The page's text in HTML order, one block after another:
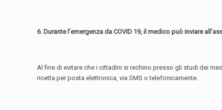
6. Durante l’emergenza da COVID 19, il medico può inviare
Al fine di evitare che i cittadini si rechino presso gli studi dei
ricetta per posta elettronica, via SMS o telefonicamente.